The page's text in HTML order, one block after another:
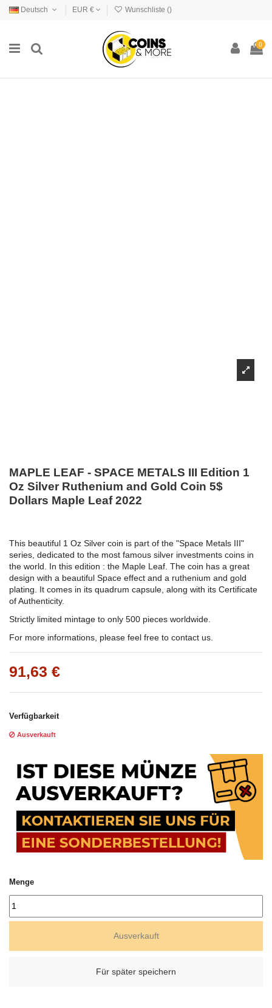
Deutsch EUR € Wunschliste ()
0
MAPLE LEAF - SPACE METALS III Edition 1
Oz Silver Ruthenium and Gold Coin 5$
Dollars Maple Leaf 2022
This beautiful 1 Oz Silver coin is part of the "Space Metals III"
series, dedicated to the most famous silver investments coins in
the world. In this edition : the Maple Leaf. The coin has a great
design with a beautiful Space effect and a ruthenium and gold
plating. It comes in its quadrum capsule, along with its Certificate
of Authenticity.
Strictly limited mintage to only 500 pieces worldwide.
For more informations, please feel free to contact us.
91,63 €
Verfügbarkeit
Ausverkauft
Menge
Ausverkauft
Für später speichern